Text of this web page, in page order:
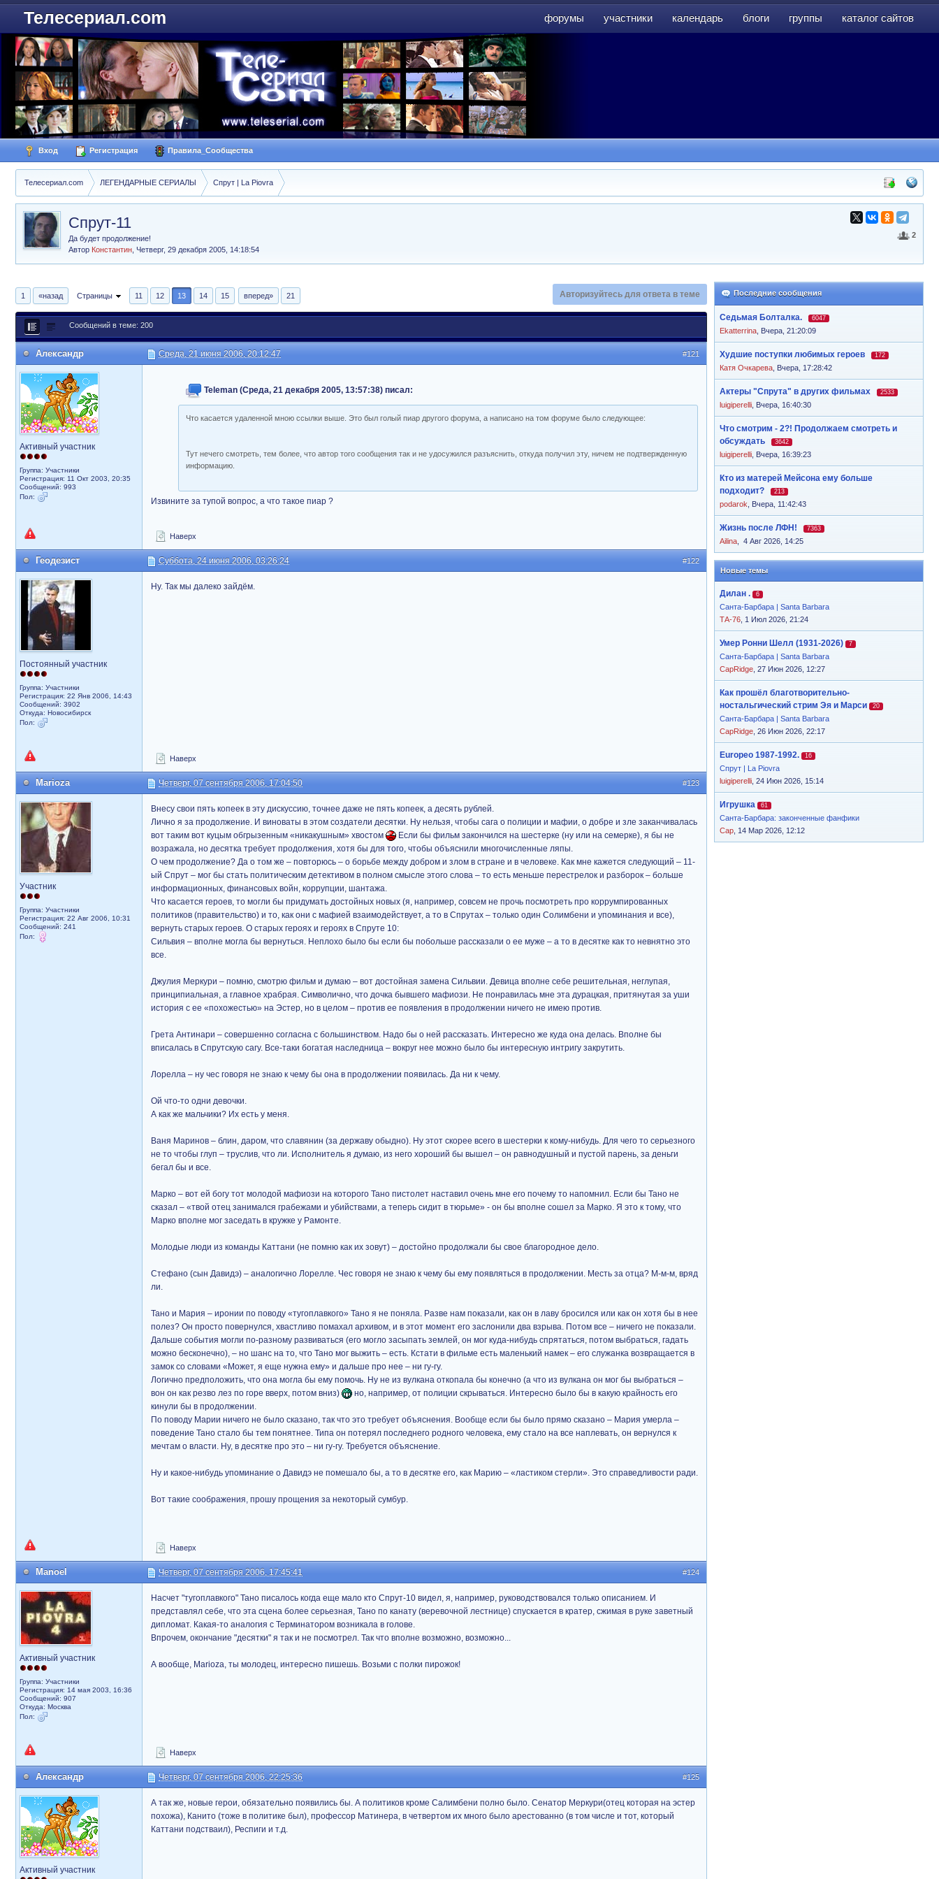
форумы участники календарь блоги группы каталог сайтов
Телесериал.com
Вход Регистрация Правила_Сообщества
Телесериал.com ЛЕГЕНДАРНЫЕ СЕРИАЛЫ Спрут | La Piovra
2
Спрут-11
Да будет продолжение!
Автор Константин Четверг, 29 декабря 2005, 14:18:54
Последние сообщения
Седьмая Болталка. 6047
Ekatterrina Вчера, 21:20:09
Худшие поступки любимых героев 172
Катя Очкарева Вчера, 17:28:42
Актеры "Спрута" в других фильмах 2533
luigiperelli Вчера, 16:40:30
Что смотрим - 2?! Продолжаем смотреть и
обсуждать
3642
luigiperelli Вчера, 16:39:23
Кто из матерей Мейсона ему больше
подходит?
213
podarok Вчера, 11:42:43
Жизнь после ЛФН! 7363
Ailina 4 Авг 2026, 14:25
Новые темы
Дилан . 6
Санта-Барбара | Santa Barbara
ТА-76 , 1 Июл 2026, 21:24
Умер Ронни Шелл (1931-2026) 7
Санта-Барбара | Santa Barbara
CapRidge , 27 Июн 2026, 12:27
Как прошёл благотворительно-
ностальгический стрим Эя и Марси
20
Санта-Барбара | Santa Barbara
CapRidge , 26 Июн 2026, 22:17
Europeo 1987-1992. 16
Спрут | La Piovra
luigiperelli , 24 Июн 2026, 15:14
Игрушка 61
Санта-Барбара: законченные фанфики
Cap , 14 Мар 2026, 12:12
1 «назад Страницы 11 12 13 14 15 вперед» 21 Авторизуйтесь для ответа в теме
Сообщений в теме: 200
#121
Александр Среда, 21 июня 2006, 20:12:47
Активный участник
Группа: Участники
Регистрация: 11 Окт 2003, 20:35
Сообщений: 993
Пол:
Teleman (Среда, 21 декабря 2005, 13:57:38) писал:
Что касается удаленной мною ссылки выше. Это был голый пиар другого форума, а написано на том форуме было следующее:
Тут нечего смотреть, тем более, что автор того сообщения так и не удосужился разъяснить, откуда получил эту, ничем не подтвержденную
информацию.
Извините за тупой вопрос, а что такое пиар ?
Наверх
#122
Геодезист Суббота, 24 июня 2006, 03:26:24
Постоянный участник
Группа: Участники
Регистрация: 22 Янв 2006, 14:43
Сообщений: 3902
Откуда: Новосибирск
Пол:
Ну. Так мы далеко зайдём.
Наверх
#123
Marioza Четверг, 07 сентября 2006, 17:04:50
Участник
Группа: Участники
Регистрация: 22 Авг 2006, 10:31
Сообщений: 241
Пол:
Внесу свои пять копеек в эту дискуссию, точнее даже не пять копеек, а десять рублей.
Лично я за продолжение. И виноваты в этом создатели десятки. Ну нельзя, чтобы сага о полиции и мафии, о добре и зле заканчивалась
вот таким вот куцым обгрызенным «никакушным» хвостом
Если бы фильм закончился на шестерке (ну или на семерке), я бы не
возражала, но десятка требует продолжения, хотя бы для того, чтобы объяснили многочисленные ляпы.
О чем продолжение? Да о том же – повторюсь – о борьбе между добром и злом в стране и в человеке. Как мне кажется следующий – 11-
ый Спрут – мог бы стать политическим детективом в полном смысле этого слова – то есть меньше перестрелок и разборок – больше
информационных, финансовых войн, коррупции, шантажа.
Что касается героев, то могли бы придумать достойных новых (я, например, совсем не прочь посмотреть про коррумпированных
политиков (правительство) и то, как они с мафией взаимодействует, а то в Спрутах – только один Солимбени и упоминания и все),
вернуть старых героев. О старых героях и героях в Спруте 10:
Сильвия – вполне могла бы вернуться. Неплохо было бы если бы побольше рассказали о ее муже – а то в десятке как то невнятно это
все.
Джулия Меркури – помню, смотрю фильм и думаю – вот достойная замена Сильвии. Девица вполне себе решительная, неглупая,
принципиальная, а главное храбрая. Символично, что дочка бывшего мафиози. Не понравилась мне эта дурацкая, притянутая за уши
история с ее «похожестью» на Эстер, но в целом – против ее появления в продолжении ничего не имею против.
Грета Антинари – совершенно согласна с большинством. Надо бы о ней рассказать. Интересно же куда она делась. Вполне бы
вписалась в Спрутскую сагу. Все-таки богатая наследница – вокруг нее можно было бы интересную интригу закрутить.
Лорелла – ну чес говоря не знаю к чему бы она в продолжении появилась. Да ни к чему.
Ой что-то одни девочки.
А как же мальчики? Их есть у меня.
Ваня Маринов – блин, даром, что славянин (за державу обыдно). Ну этот скорее всего в шестерки к кому-нибудь. Для чего то серьезного
не то чтобы глуп – труслив, что ли. Исполнитель я думаю, из него хороший бы вышел – он равнодушный и пустой парень, за деньги
бегал бы и все.
Марко – вот ей богу тот молодой мафиози на которого Тано пистолет наставил очень мне его почему то напомнил. Если бы Тано не
сказал – «твой отец занимался грабежами и убийствами, а теперь сидит в тюрьме» - он бы вполне сошел за Марко. Я это к тому, что
Марко вполне мог заседать в кружке у Рамонте.
Молодые люди из команды Каттани (не помню как их зовут) – достойно продолжали бы свое благородное дело.
Стефано (сын Давидэ) – аналогично Лорелле. Чес говоря не знаю к чему бы ему появляться в продолжении. Месть за отца? М-м-м, вряд
ли.
Тано и Мария – иронии по поводу «тугоплавкого» Тано я не поняла. Разве нам показали, как он в лаву бросился или как он хотя бы в нее
полез? Он просто повернулся, хвастливо помахал архивом, и в этот момент его заслонили два взрыва. Потом все – ничего не показали.
Дальше события могли по-разному развиваться (его могло засыпать землей, он мог куда-нибудь спрятаться, потом выбраться, гадать
можно бесконечно), – но шанс на то, что Тано мог выжить – есть. Кстати в фильме есть маленький намек – его служанка возвращается в
замок со словами «Может, я еще нужна ему» и дальше про нее – ни гу-гу.
Логично предположить, что она могла бы ему помочь. Ну не из вулкана откопала бы конечно (а что из вулкана он мог бы выбраться –
вон он как резво лез по горе вверх, потом вниз)
но, например, от полиции скрываться. Интересно было бы в какую крайность его
кинули бы в продолжении.
По поводу Марии ничего не было сказано, так что это требует объяснения. Вообще если бы было прямо сказано – Мария умерла –
поведение Тано стало бы тем понятнее. Типа он потерял последнего родного человека, ему стало на все наплевать, он вернулся к
мечтам о власти. Ну, в десятке про это – ни гу-гу. Требуется объяснение.
Ну и какое-нибудь упоминание о Давидэ не помешало бы, а то в десятке его, как Марию – «ластиком стерли». Это справедливости ради.
Вот такие соображения, прошу прощения за некоторый сумбур.
Наверх
#124
Manoel Четверг, 07 сентября 2006, 17:45:41
Активный участник
Группа: Участники
Регистрация: 14 мая 2003, 16:36
Сообщений: 907
Откуда: Москва
Пол:
Насчет "тугоплавкого" Тано писалось когда еще мало кто Спрут-10 видел, я, например, руководствовался только описанием. И
представлял себе, что эта сцена более серьезная, Тано по канату (веревочной лестнице) спускается в кратер, сжимая в руке заветный
дипломат. Какая-то аналогия с Терминатором возникала в голове.
Впрочем, окончание "десятки" я так и не посмотрел. Так что вполне возможно, возможно...
А вообще, Marioza, ты молодец, интересно пишешь. Возьми с полки пирожок!
Наверх
#125
Александр Четверг, 07 сентября 2006, 22:25:36
Активный участник
А так же, новые герои, обязательно появились бы. А политиков кроме Салимбени полно было. Сенатор Меркури(отец которая на эстер
похожа), Канито (тоже в политике был), профессор Матинера, в четвертом их много было арестованно (в том числе и тот, который
Каттани подстваил), Респиги и т.д.